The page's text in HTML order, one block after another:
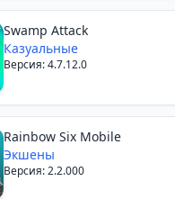
Swamp Attack
Казуальные
Версия: 4.7.12.0
Rainbow Six Mobile
Экшены
Версия: 2.2.000